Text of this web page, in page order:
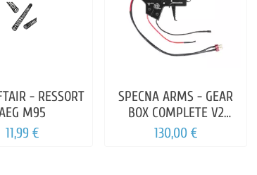
- RESSORT
M95
11,99 €
SPECNA ARMS - GEAR
BOX COMPLETE V2
AETHER HAL ETU
130,00 €